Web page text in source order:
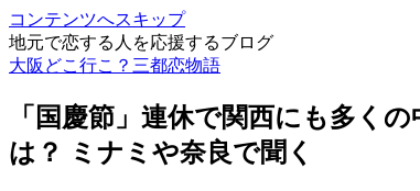
コンテンツへスキップ
地元で恋する人を応援するブログ
大阪どこ行こ？三都恋物語
「国慶節」連休で関西にも多くの
は？ ミナミや奈良で聞く